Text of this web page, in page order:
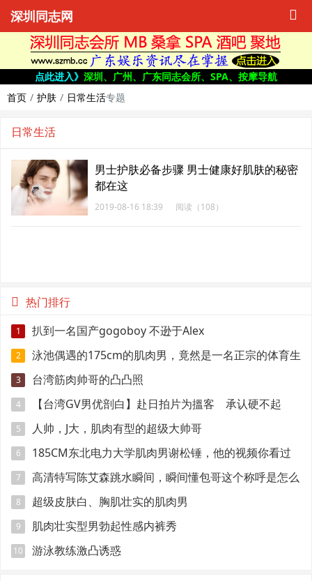
深圳同志网
点此进入》 深圳、广州、广东同志会所、SPA、按摩导航
首页
护肤 日常生活专题
日常生活
男士护肤必备步骤 男士健康好肌肤的秘密
都在这
2019-08-16 18:39 阅读（108）
热门排行
1 扒到一名国产gogoboy 不逊于Alex
2 泳池偶遇的175cm的肌肉男，竟然是一名正宗的体育生
3 台湾筋肉帅哥的凸凸照
4
【台湾GV男优剖白】赴日拍片为搵客 承认硬不起
来：但我还有性欲
5 人帅，J大，肌肉有型的超级大帅哥
6
185CM东北电力大学肌肉男谢松锤，他的视频你看过
吗
7
高清特写陈艾森跳水瞬间，瞬间懂包哥这个称呼是怎么
来的
8 超级皮肤白、胸肌壮实的肌肉男
9 肌肉壮实型男勃起性感内裤秀
10 游泳教练激凸诱惑